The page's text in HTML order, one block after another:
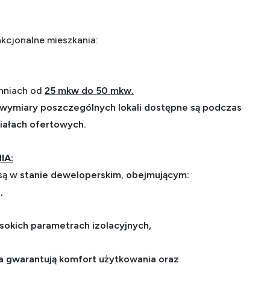
mieszkania:
od 25 mkw do 50 mkw.
poszczególnych lokali dostępne są podczas
ofertowych.
w stanie deweloperskim obejmującym:
parametrach izolacyjnych,
gwarantują komfort użytkowania oraz